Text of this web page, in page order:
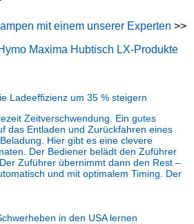
mit einem unserer Experten >>
Maxima Hubtisch LX-Produkte
Ladeeffizienz um 35 % steigern
Zeitverschwendung. Ein gutes
das Entladen und Zurückfahren eines
Hier gibt es eine clevere
Der Bediener belädt den Zuführer
Zuführer übernimmt dann den Rest –
und mit optimalem Timing. Der
in den USA lernen